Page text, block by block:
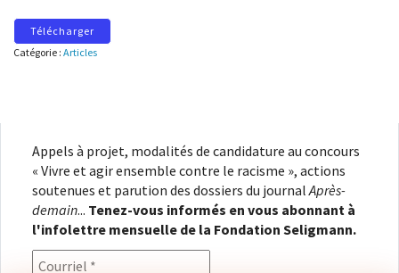
Télécharger
Catégorie : Articles
Appels à projet, modalités de candidature au concours
« Vivre et agir ensemble contre le racisme », actions
soutenues et parution des dossiers du journal Après-
demain... Tenez-vous informés en vous abonnant à
l'infolettre mensuelle de la Fondation Seligmann.